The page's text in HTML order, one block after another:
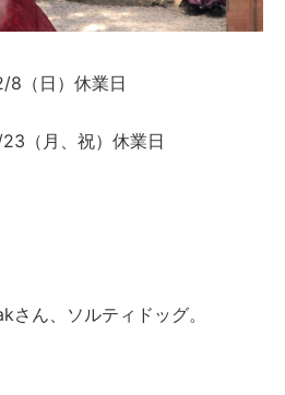
8（日）休業日
（月、祝）休業日
ん、ソルティドッグ。